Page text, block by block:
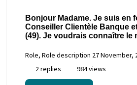
Bonjour Madame. Je suis en
Conseiller Clientèle Banque
(49). Je voudrais connaître le
Role, Role description 27 November,
2 replies
984 views